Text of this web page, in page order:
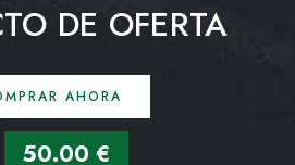
DE OFERTA
AHORA
50.00 €